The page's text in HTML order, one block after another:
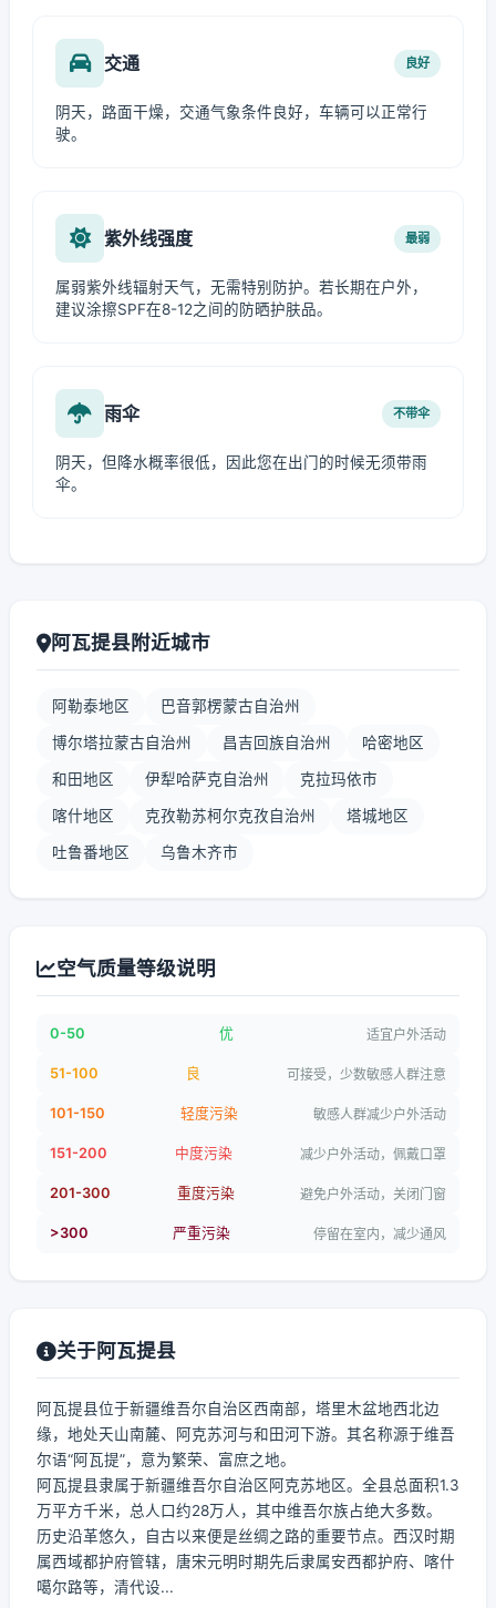
交通 良好
阴天，路面干燥，交通气象条件良好，车辆可以正常行
驶。
紫外线强度 最弱
属弱紫外线辐射天气，无需特别防护。若长期在户外，
建议涂擦SPF在8-12之间的防晒护肤品。
雨伞 不带伞
阴天，但降水概率很低，因此您在出门的时候无须带雨
伞。
阿瓦提县附近城市
阿勒泰地区 巴音郭楞蒙古自治州
博尔塔拉蒙古自治州 昌吉回族自治州 哈密地区
和田地区 伊犁哈萨克自治州 克拉玛依市
喀什地区 克孜勒苏柯尔克孜自治州 塔城地区
吐鲁番地区 乌鲁木齐市
空气质量等级说明
0-50 优 适宜户外活动
51-100 良 可接受，少数敏感人群注意
101-150 轻度污染 敏感人群减少户外活动
151-200 中度污染 减少户外活动，佩戴口罩
201-300 重度污染 避免户外活动，关闭门窗
>300 严重污染 停留在室内，减少通风
关于阿瓦提县
阿瓦提县位于新疆维吾尔自治区西南部，塔里木盆地西北边
缘，地处天山南麓、阿克苏河与和田河下游。其名称源于维吾
尔语“阿瓦提”，意为繁荣、富庶之地。
阿瓦提县隶属于新疆维吾尔自治区阿克苏地区。全县总面积1.3
万平方千米，总人口约28万人，其中维吾尔族占绝大多数。
历史沿革悠久，自古以来便是丝绸之路的重要节点。西汉时期
属西域都护府管辖，唐宋元明时期先后隶属安西都护府、喀什
噶尔路等，清代设...